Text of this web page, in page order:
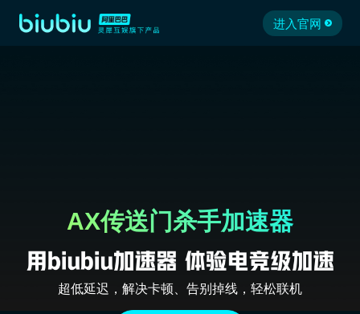
进入官网
AX传送门杀手加速器
超低延迟，解决卡顿、告别掉线，轻松联机